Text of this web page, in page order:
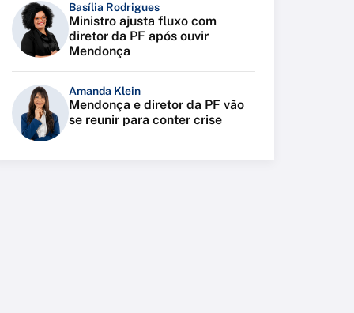
Basília Rodrigues
Ministro ajusta fluxo com
diretor da PF após ouvir
Mendonça
Amanda Klein
Mendonça e diretor da PF vão
se reunir para conter crise